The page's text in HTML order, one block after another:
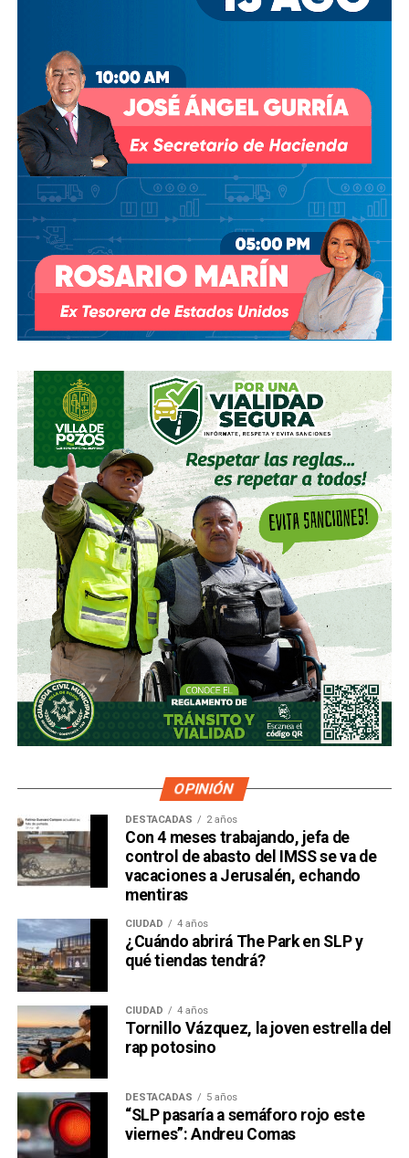
OPINIÓN
DESTACADAS 2 años
Con 4 meses trabajando, jefa de
control de abasto del IMSS se va de
vacaciones a Jerusalén, echando
mentiras
CIUDAD 4 años
¿Cuándo abrirá The Park en SLP y
qué tiendas tendrá?
CIUDAD 4 años
Tornillo Vázquez, la joven estrella del
rap potosino
DESTACADAS 5 años
“SLP pasaría a semáforo rojo este
viernes”: Andreu Comas